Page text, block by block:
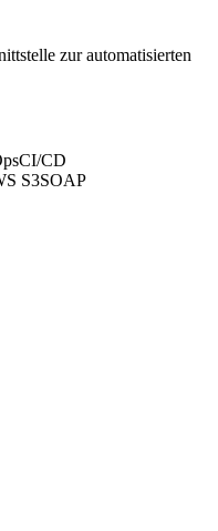
zur automatisierten
CI/CD
S3SOAP